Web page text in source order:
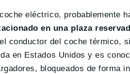
eléctrico, probablemente
en una plaza
conductor del coche térmico,
en Estados Unidos y es
bloqueados de forma